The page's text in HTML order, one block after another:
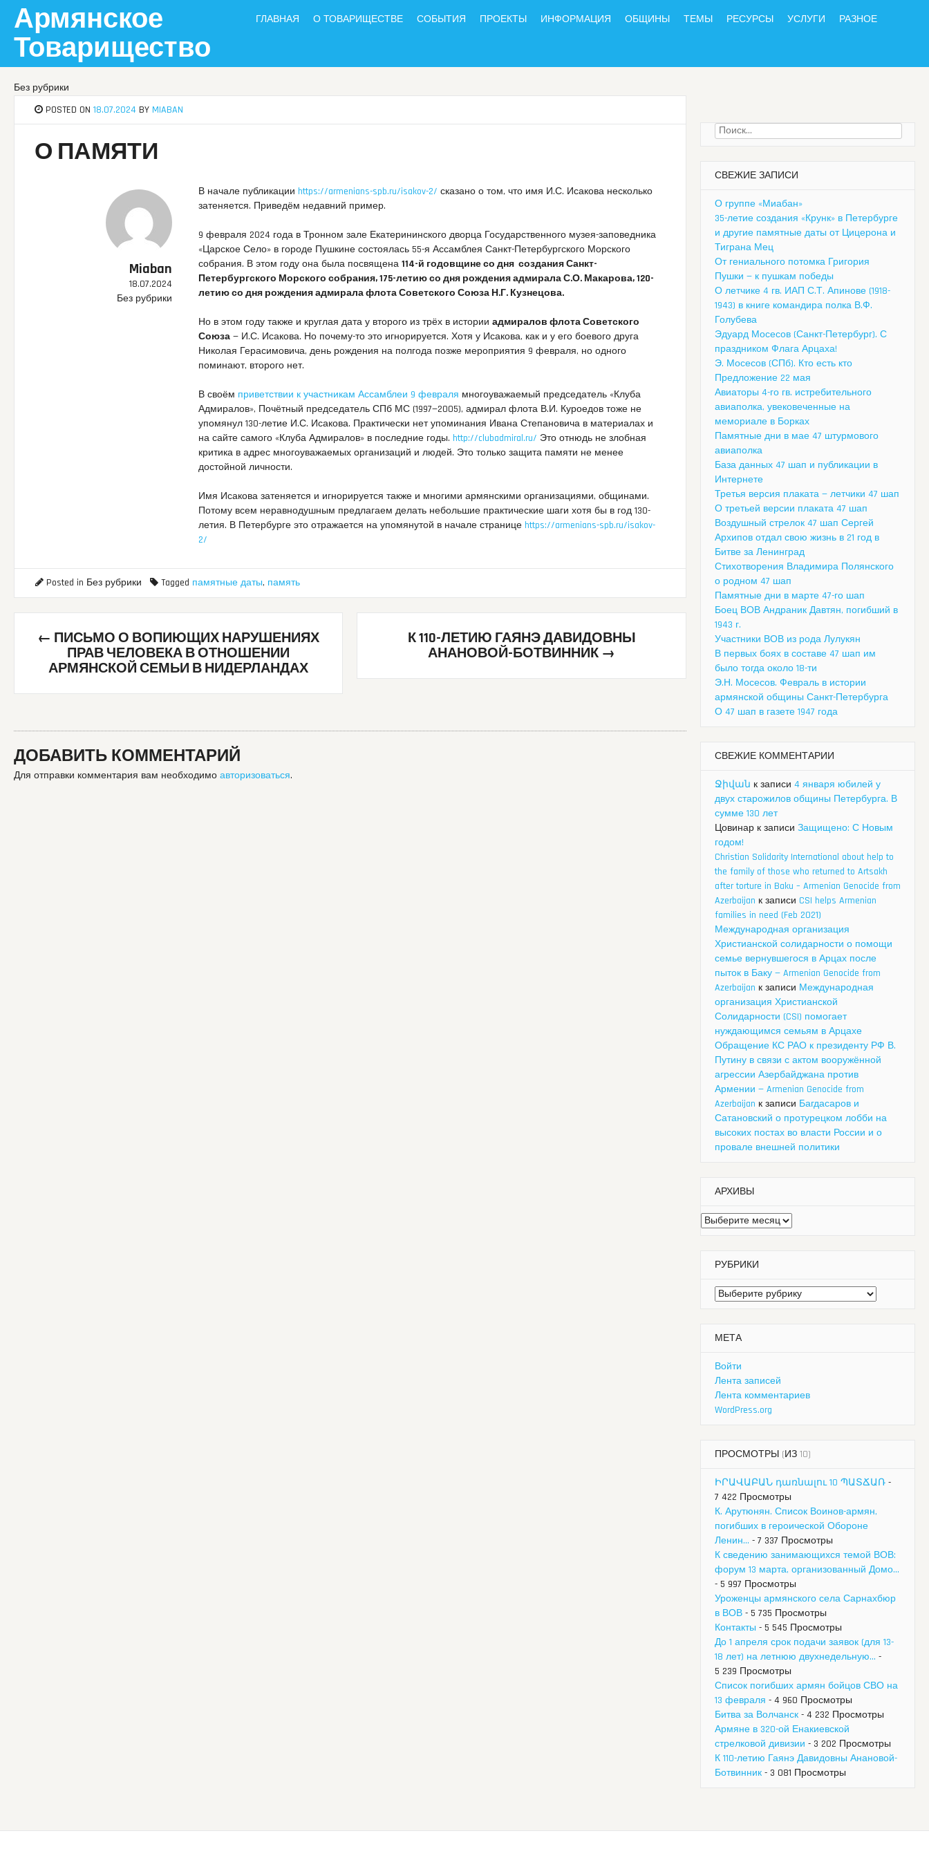
content
Армянское
Товарищество
ГЛАВНАЯ О ТОВАРИЩЕСТВЕ СОБЫТИЯ ПРОЕКТЫ ИНФОРМАЦИЯ ОБЩИНЫ ТЕМЫ РЕСУРСЫ УСЛУГИ РАЗНОЕ
Без рубрики
POSTED ON18.07.2024 BY MIABAN
О ПАМЯТИ
Miaban
18.07.2024
Без рубрики
В начале публикации https://armenians-spb.ru/isakov-2/ сказано о том, что имя И.С. Исакова несколько
затеняется. Приведём недавний пример.
9 февраля 2024 года в Тронном зале Екатерининского дворца Государственного музея-заповедника
«Царское Село» в городе Пушкине состоялась 55-я Ассамблея Санкт-Петербургского Морского
собрания. В этом году она была посвящена114-й годовщине со дня создания Санкт-
Петербургского Морского собрания, 175-летию со дня рождения адмирала С.О. Макарова, 120-
летию со дня рождения адмирала флота Советского Союза Н.Г. Кузнецова.
Но в этом году также и круглая дата у второго из трёх в историиадмиралов флота Советского
Союза — И.С. Исакова. Но почему-то это игнорируется. Хотя у Исакова, как и у его боевого друга
Николая Герасимовича, день рождения на полгода позже мероприятия 9 февраля, но одного
поминают, второго нет.
В своём приветствии к участникам Ассамблеи 9 февраля многоуважаемый председатель «Клуба
Адмиралов», Почётный председатель СПб МС (1997—2005), адмирал флота В.И. Куроедов тоже не
упомянул 130-летие И.С. Исакова. Практически нет упоминания Ивана Степановича в материалах и
на сайте самого «Клуба Адмиралов» в последние годы. http://clubadmiral.ru/ Это отнюдь не злобная
критика в адрес многоуважаемых организаций и людей. Это только защита памяти не менее
достойной личности.
Имя Исакова затеняется и игнорируется также и многими армянскими организациями, общинами.
Потому всем неравнодушным предлагаем делать небольшие практические шаги хотя бы в год 130-
летия. В Петербурге это отражается на упомянутой в начале странице https://armenians-spb.ru/isakov-
2/
Posted in Без рубрики Tagged памятные даты, память
Post
navigation
← ПИСЬМО О ВОПИЮЩИХ НАРУШЕНИЯХ
ПРАВ ЧЕЛОВЕКА В ОТНОШЕНИИ
АРМЯНСКОЙ СЕМЬИ В НИДЕРЛАНДАХ
К 110-ЛЕТИЮ ГАЯНЭ ДАВИДОВНЫ
АНАНОВОЙ-БОТВИННИК →
ДОБАВИТЬ КОММЕНТАРИЙ
Для отправки комментария вам необходимо авторизоваться.
Найти:
СВЕЖИЕ ЗАПИСИ
О группе «Миабан»
35-летие создания «Крунк» в Петербурге
и другие памятные даты от Цицерона и
Тиграна Мец
От гениального потомка Григория
Пушки — к пушкам победы
О летчике 4 гв. ИАП С.Т. Апинове (1918-
1943) в книге командира полка В.Ф.
Голубева
Эдуард Мосесов (Санкт-Петербург). С
праздником Флага Арцаха!
Э. Мосесов (СПб). Кто есть кто
Предложение 22 мая
Авиаторы 4-го гв. истребительного
авиаполка, увековеченные на
мемориале в Борках
Памятные дни в мае 47 штурмового
авиаполка
База данных 47 шап и публикации в
Интернете
Третья версия плаката — летчики 47 шап
О третьей версии плаката 47 шап
Воздушный стрелок 47 шап Сергей
Архипов отдал свою жизнь в 21 год в
Битве за Ленинград
Стихотворения Владимира Полянского
о родном 47 шап
Памятные дни в марте 47-го шап
Боец ВОВ Андраник Давтян, погибший в
1943 г.
Участники ВОВ из рода Лулукян
В первых боях в составе 47 шап им
было тогда около 18-ти
Э.Н. Мосесов. Февраль в истории
армянской общины Санкт-Петербурга
О 47 шап в газете 1947 года
СВЕЖИЕ КОММЕНТАРИИ
Ջիվան к записи 4 января юбилей у
двух старожилов общины Петербурга. В
сумме 130 лет
Цовинар к записи Защищено: С Новым
годом!
Christian Solidarity International about help to
the family of those who returned to Artsakh
after torture in Baku – Armenian Genocide from
Azerbaijan к записи CSI helps Armenian
families in need (Feb 2021)
Международная организация
Христианской солидарности о помощи
семье вернувшегося в Арцах после
пыток в Баку — Armenian Genocide from
Azerbaijan к записи Международная
организация Христианской
Солидарности (CSI) помогает
нуждающимся семьям в Арцахе
Обращение КС РАО к президенту РФ В.
Путину в связи с актом вооружённой
агрессии Азербайджана против
Армении — Armenian Genocide from
Azerbaijan к записи Багдасаров и
Сатановский о протурецком лобби на
высоких постах во власти России и о
провале внешней политики
АРХИВЫ
Архивы
РУБРИКИ
Рубрики
МЕТА
Войти
Лента записей
Лента комментариев
WordPress.org
ПРОСМОТРЫ (ИЗ 10)
ԻՐԱՎԱԲԱՆ դառնալու 10 ՊԱՏՃԱՌ -
7 422 Просмотры
К. Арутюнян. Список Воинов-армян,
погибших в героической Обороне
Ленин... - 7 337 Просмотры
К сведению занимающихся темой ВОВ:
форум 13 марта, организованный Домо...
- 5 997 Просмотры
Уроженцы армянского села Сарнахбюр
в ВОВ - 5 735 Просмотры
Контакты - 5 545 Просмотры
До 1 апреля срок подачи заявок (для 13-
18 лет) на летнюю двухнедельную... -
5 239 Просмотры
Список погибших армян бойцов СВО на
13 февраля - 4 960 Просмотры
Битва за Волчанск - 4 232 Просмотры
Армяне в 320-ой Енакиевской
стрелковой дивизии - 3 202 Просмотры
К 110-летию Гаянэ Давидовны Анановой-
Ботвинник - 3 081 Просмотры